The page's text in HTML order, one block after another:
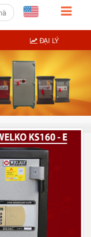
ĐẠI LÝ